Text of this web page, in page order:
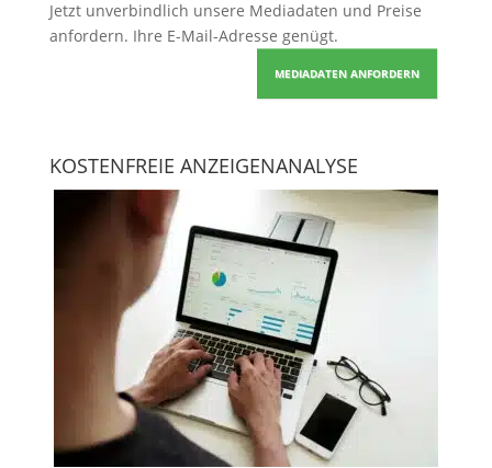
Jetzt unverbindlich unsere Mediadaten und Preise
anfordern. Ihre E-Mail-Adresse genügt.
MEDIADATEN ANFORDERN
KOSTENFREIE ANZEIGENANALYSE